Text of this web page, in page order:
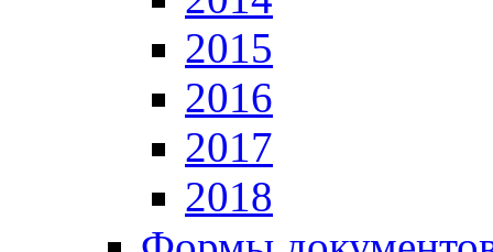
2015
2016
2017
2018